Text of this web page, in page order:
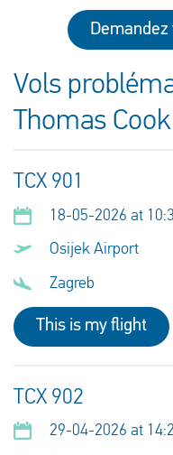
Vols
Thomas
TCX 901
18-05-2026 at
Osijek Airport
Zagreb
This is my flight
TCX 902
29-04-2026 at